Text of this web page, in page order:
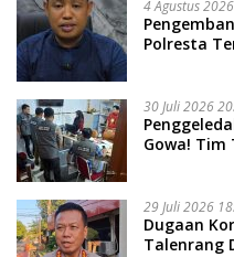
4 Agustus
Polresta
30 Juli 2026
Gowa! Tim
29 Juli 2026
Dugaan
Talenrang